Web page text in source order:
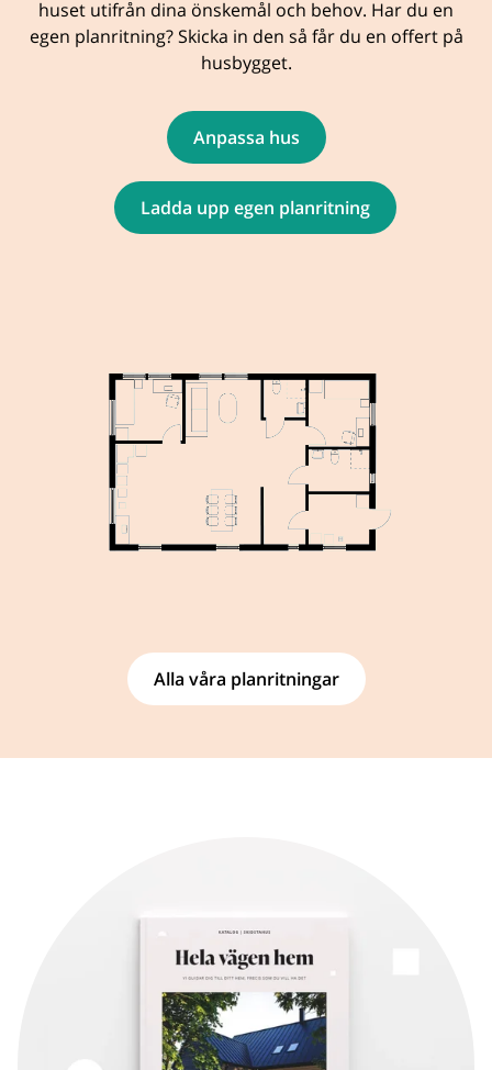
huset utifrån dina önskemål och behov. Har du en
egen planritning? Skicka in den så får du en offert på
husbygget.
Anpassa hus
Ladda upp egen planritning
Alla våra planritningar